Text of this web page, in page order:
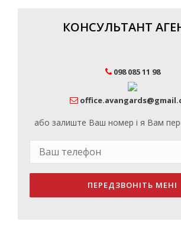
КОНСУЛЬТАНТ
098 085 11 98
або залиште Ваш номер і я Вам
ПЕРЕДЗВОНІТЬ МЕНІ